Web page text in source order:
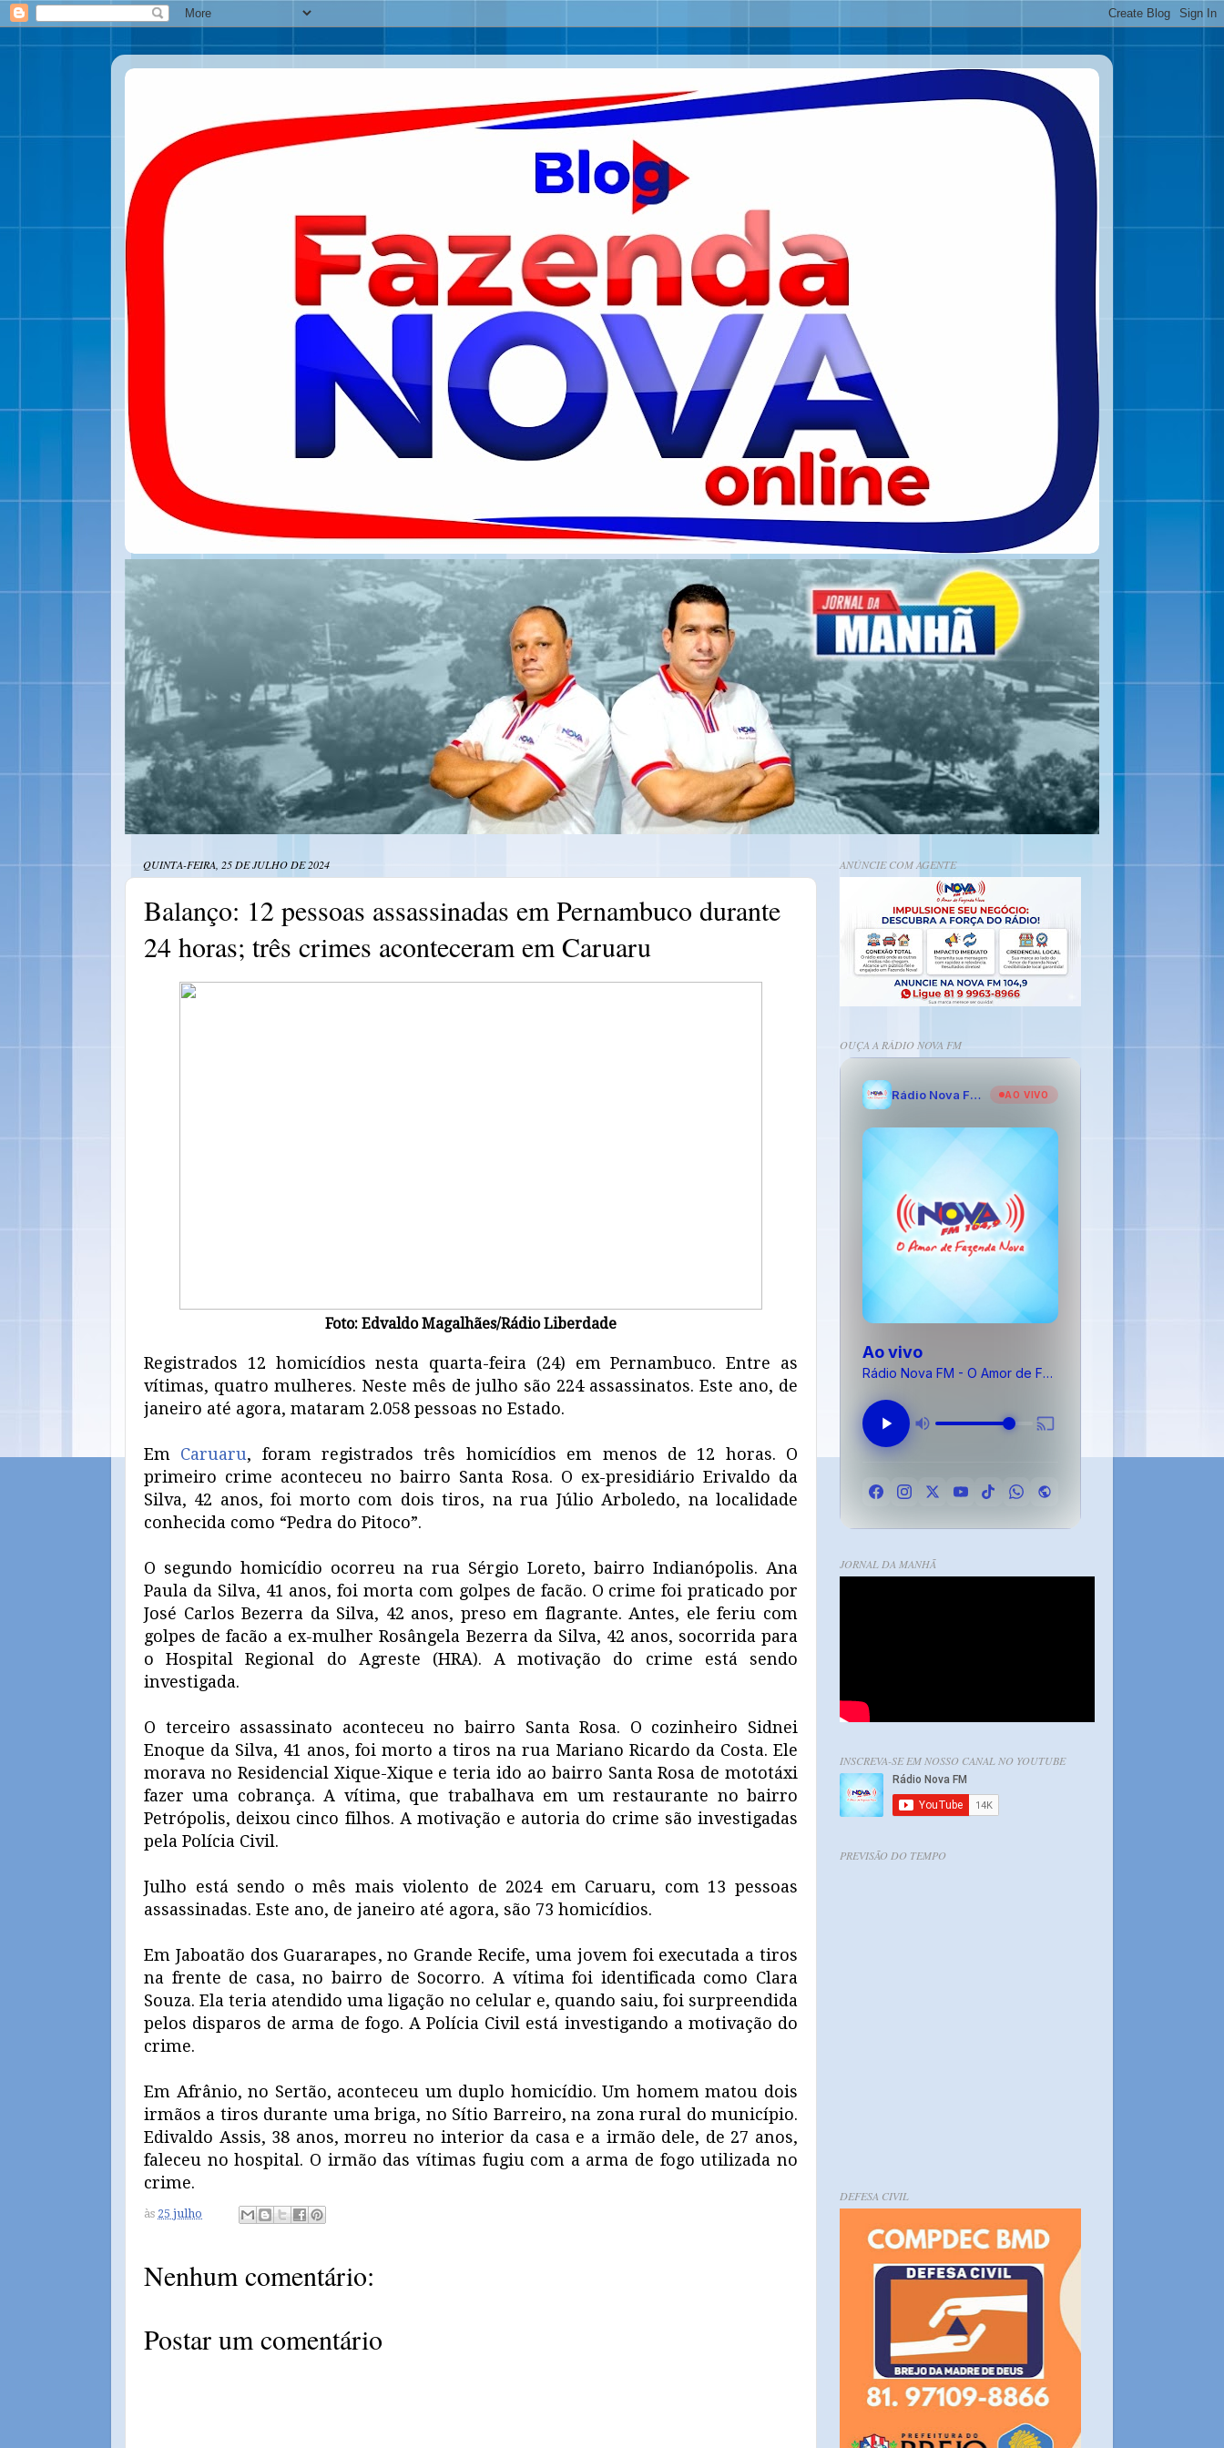
QUINTA-FEIRA, 25 DE JULHO DE 2024
Balanço: 12 pessoas assassinadas em Pernambuco durante
24 horas; três crimes aconteceram em Caruaru
Foto: Edvaldo Magalhães/Rádio Liberdade
Registrados 12 homicídios nesta quarta-feira (24) em Pernambuco. Entre as
vítimas, quatro mulheres. Neste mês de julho são 224 assassinatos. Este ano, de
janeiro até agora, mataram 2.058 pessoas no Estado.
Em Caruaru, foram registrados três homicídios em menos de 12 horas. O
primeiro crime aconteceu no bairro Santa Rosa. O ex-presidiário Erivaldo da
Silva, 42 anos, foi morto com dois tiros, na rua Júlio Arboledo, na localidade
conhecida como “Pedra do Pitoco”.
O segundo homicídio ocorreu na rua Sérgio Loreto, bairro Indianópolis. Ana
Paula da Silva, 41 anos, foi morta com golpes de facão. O crime foi praticado por
José Carlos Bezerra da Silva, 42 anos, preso em flagrante. Antes, ele feriu com
golpes de facão a ex-mulher Rosângela Bezerra da Silva, 42 anos, socorrida para
o Hospital Regional do Agreste (HRA). A motivação do crime está sendo
investigada.
O terceiro assassinato aconteceu no bairro Santa Rosa. O cozinheiro Sidnei
Enoque da Silva, 41 anos, foi morto a tiros na rua Mariano Ricardo da Costa. Ele
morava no Residencial Xique-Xique e teria ido ao bairro Santa Rosa de mototáxi
fazer uma cobrança. A vítima, que trabalhava em um restaurante no bairro
Petrópolis, deixou cinco filhos. A motivação e autoria do crime são investigadas
pela Polícia Civil.
Julho está sendo o mês mais violento de 2024 em Caruaru, com 13 pessoas
assassinadas. Este ano, de janeiro até agora, são 73 homicídios.
Em Jaboatão dos Guararapes, no Grande Recife, uma jovem foi executada a tiros
na frente de casa, no bairro de Socorro. A vítima foi identificada como Clara
Souza. Ela teria atendido uma ligação no celular e, quando saiu, foi surpreendida
pelos disparos de arma de fogo. A Polícia Civil está investigando a motivação do
crime.
Em Afrânio, no Sertão, aconteceu um duplo homicídio. Um homem matou dois
irmãos a tiros durante uma briga, no Sítio Barreiro, na zona rural do município.
Edivaldo Assis, 38 anos, morreu no interior da casa e a irmão dele, de 27 anos,
faleceu no hospital. O irmão das vítimas fugiu com a arma de fogo utilizada no
crime.
às 25 julho
Nenhum comentário:
Postar um comentário
ANÚNCIE COM AGENTE
OUÇA A RÁDIO NOVA FM
Rádio Nova FM - O Amor de Fazenda Nova AO VIVO
Ao vivo
Rádio Nova FM - O Amor de Fazenda Nova
JORNAL DA MANHÃ
INSCREVA-SE EM NOSSO CANAL NO YOUTUBE
PREVISÃO DO TEMPO
DEFESA CIVIL